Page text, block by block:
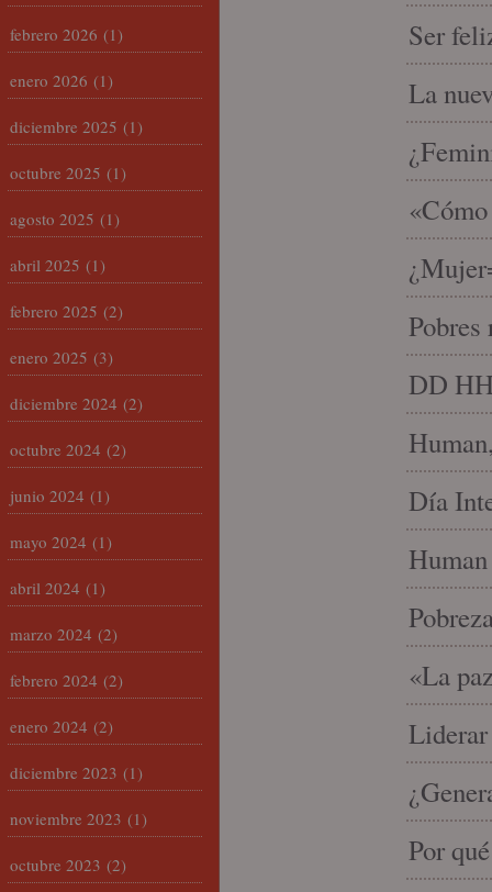
Ser
La
DD
Día
«La
Liderar
Por
febrero 2026 (1)
enero 2026 (1)
diciembre 2025 (1)
octubre 2025 (1)
agosto 2025 (1)
abril 2025 (1)
febrero 2025 (2)
enero 2025 (3)
diciembre 2024 (2)
octubre 2024 (2)
junio 2024 (1)
mayo 2024 (1)
abril 2024 (1)
marzo 2024 (2)
febrero 2024 (2)
enero 2024 (2)
diciembre 2023 (1)
noviembre 2023 (1)
octubre 2023 (2)